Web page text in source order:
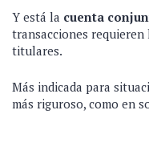
Y está la cuenta
transacciones
titulares.
Más indicada para
más riguroso, como en